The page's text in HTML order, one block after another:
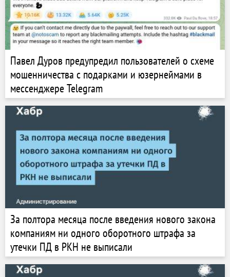
Павел Дуров предупредил пользователей о схеме
мошенничества с подарками и юзернеймами в
мессенджере Telegram
За полтора месяца после введения нового закона
компаниям ни одного оборотного штрафа за
утечки ПД в РКН не выписали